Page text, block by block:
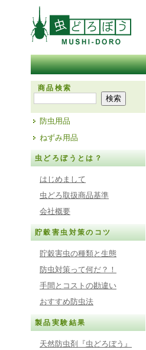
商品検索
防虫用品
ねずみ用品
虫どろぼうとは？
はじめまして
虫どろ取扱商品基準
会社概要
貯穀害虫対策のコツ
貯穀害虫の種類と生態
防虫対策って何だ？！
手間とコストの勘違い
おすすめ防虫法
製品実験結果
天然防虫剤『虫どろぼう』